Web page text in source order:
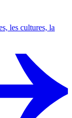
les cultures, la